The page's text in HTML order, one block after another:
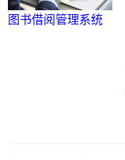
图书借阅管理系统